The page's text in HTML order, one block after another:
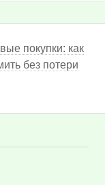
покупки: как
без потери